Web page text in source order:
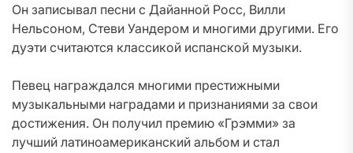
Он записывал песни с Дайанной Росс, Вилли
Нельсоном, Стеви Уандером и многими другими. Его
дуэти считаются классикой испанской музыки.
Певец награждался многими престижными
музыкальными наградами и признаниями за свои
достижения. Он получил премию «Грэмми» за
лучший латиноамериканский альбом и стал